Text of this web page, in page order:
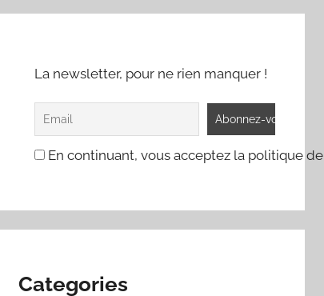
La newsletter, pour ne rien manquer !
En continuant, vous acceptez la politique
Categories